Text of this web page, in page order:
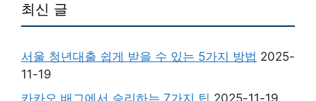
최신 글
서울 청년대출 쉽게 받을 수 있는 5가지 방법 2025-
11-19
카카오 배그에서 승리하는 7가지 팁 2025-11-19